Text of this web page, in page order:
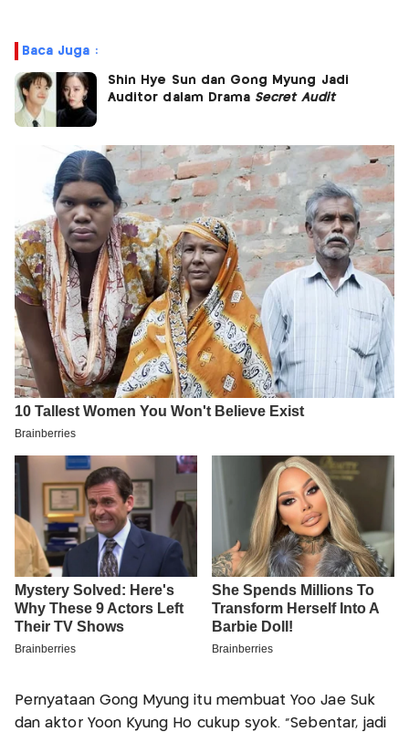
Baca Juga :
Shin Hye Sun dan Gong Myung Jadi
Auditor dalam Drama Secret Audit
Pernyataan Gong Myung itu membuat Yoo Jae Suk
dan aktor Yoon Kyung Ho cukup syok. “Sebentar, jadi